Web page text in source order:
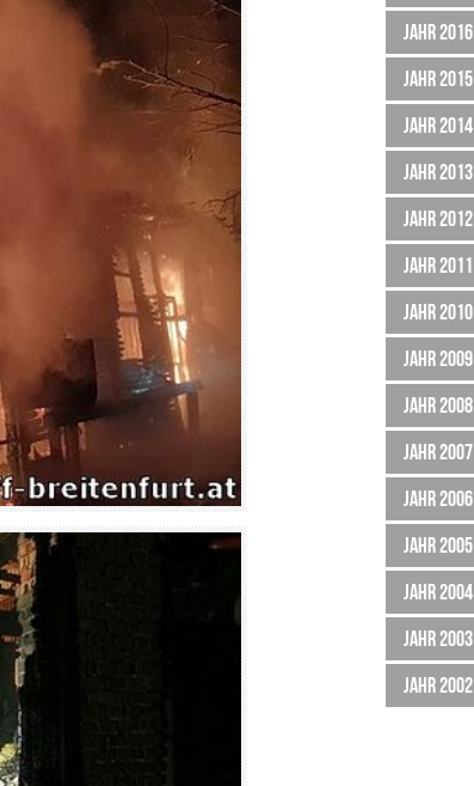
Jahr 2016
Jahr 2015
Jahr 2014
Jahr 2013
Jahr 2012
Jahr 2011
Jahr 2010
Jahr 2009
Jahr 2008
Jahr 2007
Jahr 2006
Jahr 2005
Jahr 2004
Jahr 2003
Jahr 2002